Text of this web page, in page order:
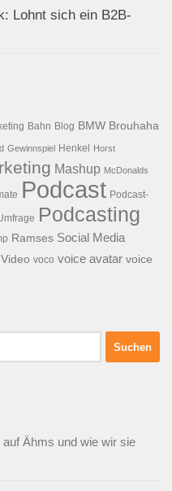
Lohnt sich ein B2B-
Bahn Blog BMW Brouhaha
Gewinnspiel Henkel Horst
Mashup McDonalds
Podcast Podcast-
Podcasting
Ramses Social Media
Video voco voice avatar voice
Ähms und wie wir sie